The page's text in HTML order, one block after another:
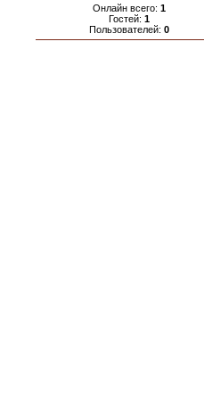
Онлайн всего: 1
Гостей: 1
Пользователей: 0